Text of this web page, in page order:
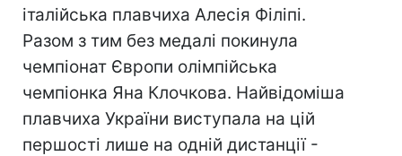
італійська плавчиха Алесія Філіпі.
Разом з тим без медалі покинула
чемпіонат Європи олімпійська
чемпіонка Яна Клочкова. Найвідоміша
плавчиха України виступала на цій
першості лише на одній дистанції -